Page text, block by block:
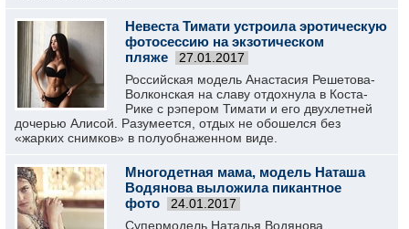
Невеста Тимати устроила эротическую
фотосессию на экзотическом
пляже
27.01.2017
Российская модель Анастасия Решетова-
Волконская на славу отдохнула в Коста-
Рике с рэпером Тимати и его двухлетней
дочерью Алисой. Разумеется, отдых не обошелся без
«жарких снимков» в полуобнаженном виде.
Многодетная мама, модель Наташа
Водянова выложила пикантное
фото
24.01.2017
Супермодель Наталья Водянова